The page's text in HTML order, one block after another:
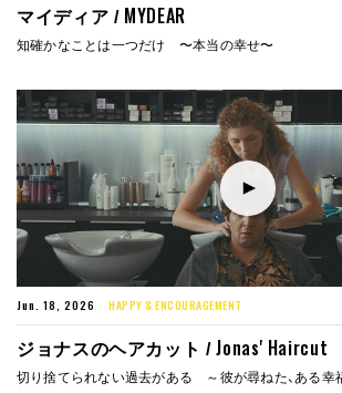
マイディア / MYDEAR
知確かなことは一つだけ 〜本当の幸せ〜
Jun. 18, 2026 HAPPY & ENCOURAGEMENT
ジョナスのヘアカット /Jonas' Haircut
切り捨てられない過去がある ～彼が尋ねた、ある幸